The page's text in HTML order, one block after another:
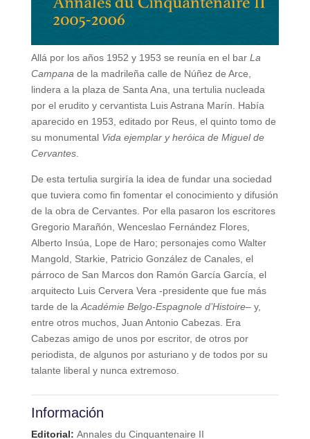
Allá por los años 1952 y 1953 se reunía en el bar La
Campana de la madrileña calle de Núñez de Arce,
lindera a la plaza de Santa Ana, una tertulia nucleada
por el erudito y cervantista Luis Astrana Marín. Había
aparecido en 1953, editado por Reus, el quinto tomo de
su monumental Vida ejemplar y heróica de Miguel de
Cervantes.
De esta tertulia surgiría la idea de fundar una sociedad
que tuviera como fin fomentar el conocimiento y difusión
de la obra de Cervantes. Por ella pasaron los escritores
Gregorio Marañón, Wenceslao Fernández Flores,
Alberto Insúa, Lope de Haro; personajes como Walter
Mangold, Starkie, Patricio González de Canales, el
párroco de San Marcos don Ramón García García, el
arquitecto Luis Cervera Vera -presidente que fue más
tarde de la Académie Belgo-Espagnole d’Histoire– y,
entre otros muchos, Juan Antonio Cabezas. Era
Cabezas amigo de unos por escritor, de otros por
periodista, de algunos por asturiano y de todos por su
talante liberal y nunca extremoso.
Información
Editorial: Annales du Cinquantenaire II